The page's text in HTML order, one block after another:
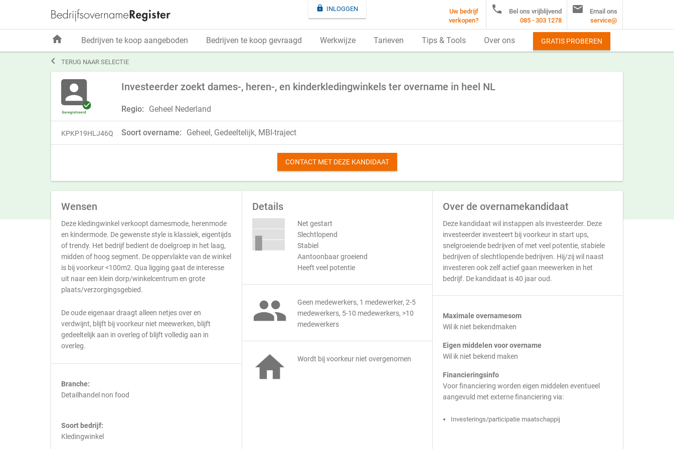
 TERUG NAAR SELECTIE
Investeerder zoekt dames-, heren-, en kinderkledingwinkels ter overname in heel NL
Regio: Geheel Nederland
KPKP19HLJ46Q Soort overname: Geheel, Gedeeltelijk, MBI-traject
CONTACT MET DEZE KANDIDAAT
Wensen
Deze kledingwinkel verkoopt damesmode, herenmode
en kindermode. De gewenste style is klassiek, eigentijds
of trendy. Het bedrijf bedient de doelgroep in het laag,
midden of hoog segment. De oppervlakte van de winkel
is bij voorkeur <100m2. Qua ligging gaat de interesse
uit naar een klein dorp/winkelcentrum en grote
plaats/verzorgingsgebied.
De oude eigenaar draagt alleen netjes over en
verdwijnt, blijft bij voorkeur niet meewerken, blijft
gedeeltelijk aan in overleg of blijft volledig aan in
overleg.
Branche:
Detailhandel non food
Soort bedrijf:
Kledingwinkel
Details
Net gestart
Slechtlopend
Stabiel
Aantoonbaar groeiend
Heeft veel potentie

Geen medewerkers, 1 medewerker, 2-5
medewerkers, 5-10 medewerkers, >10
medewerkers
 Wordt bij voorkeur niet overgenomen
Over de overnamekandidaat
Deze kandidaat wil instappen als investeerder. Deze
investeerder investeert bij voorkeur in start ups,
snelgroeiende bedrijven of met veel potentie, stabiele
bedrijven of slechtlopende bedrijven. Hij/zij wil naast
investeren ook zelf actief gaan meewerken in het
bedrijf. De kandidaat is 40 jaar oud.
Maximale overnamesom
Wil ik niet bekendmaken
Eigen middelen voor overname
Wil ik niet bekend maken
Financieringsinfo
Voor financiering worden eigen middelen eventueel
aangevuld met externe financiering via:
Investerings/participatie maatschappij
 INLOGGEN
Uw bedrijf
verkopen?

Bel ons vrijblijvend
085 - 303 1278

Email ons
service@
home Bedrijven te koop aangeboden Bedrijven te koop gevraagd Werkwijze Tarieven Tips & Tools Over ons GRATIS PROBEREN